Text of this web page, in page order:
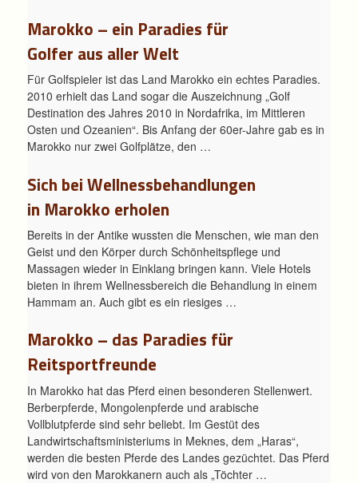
Marokko – ein Paradies für
Golfer aus aller Welt
Für Golfspieler ist das Land Marokko ein echtes Paradies.
2010 erhielt das Land sogar die Auszeichnung „Golf
Destination des Jahres 2010 in Nordafrika, im Mittleren
Osten und Ozeanien“. Bis Anfang der 60er-Jahre gab es in
Marokko nur zwei Golfplätze, den …
Sich bei Wellnessbehandlungen
in Marokko erholen
Bereits in der Antike wussten die Menschen, wie man den
Geist und den Körper durch Schönheitspflege und
Massagen wieder in Einklang bringen kann. Viele Hotels
bieten in ihrem Wellnessbereich die Behandlung in einem
Hammam an. Auch gibt es ein riesiges …
Marokko – das Paradies für
Reitsportfreunde
In Marokko hat das Pferd einen besonderen Stellenwert.
Berberpferde, Mongolenpferde und arabische
Vollblutpferde sind sehr beliebt. Im Gestüt des
Landwirtschaftsministeriums in Meknes, dem „Haras“,
werden die besten Pferde des Landes gezüchtet. Das Pferd
wird von den Marokkanern auch als „Töchter …